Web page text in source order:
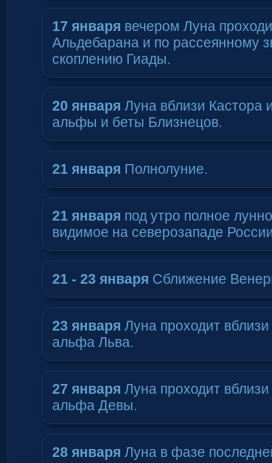
17 января вечером Луна
Альдебарана и по рассеянному
скоплению Гиады.
20 января Луна вблизи Кастора
альфы и беты Близнецов.
21 января Полнолуние.
21 января под утро полное
видимое на северозападе
21 - 23 января Сближение
23 января Луна проходит
альфа Льва.
27 января Луна проходит
альфа Девы.
28 января Луна в фазе